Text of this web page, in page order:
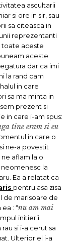
ascultarii
si ore in sir, sau
sa citeasca in
reprezentanti
toate aceste
aceste
dar ca imi
la rand cam
in care
sa ma minta in
prezent si
in care i-am spus:
tine eram si eu
in care o
ne-a povestit
aflam la o
la
Ea a relatat ca
pentru asa zisa
de marisoare de
: “nu am mai
initierii
si i-a cerut sa
Ulterior el i-a